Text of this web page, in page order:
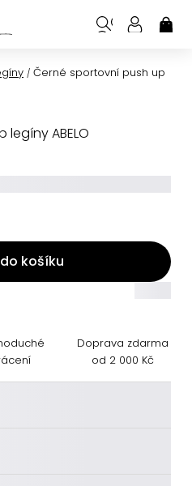
/ Černé sportovní push up
ABELO
košíku
Doprava zdarma
od 2 000 Kč